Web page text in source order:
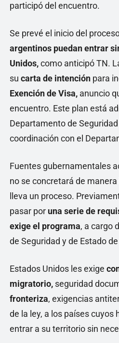
participó del encuentro.
Se prevé el inicio del
argentinos puedan entrar
Unidos,como anticipó TN.
su carta de intención para
Exención de Visa, anuncio
encuentro. Este plan está
Departamento de
coordinación con el
Fuentes gubernamentales
no se concretará de
lleva un proceso.
pasar por una serie de
exige el programa, a cargo
de Seguridad y de Estado
Estados Unidos les exige
migratorio, seguridad
fronteriza, exigencias
de la ley, a los países cuyos
entrar a su territorio sin